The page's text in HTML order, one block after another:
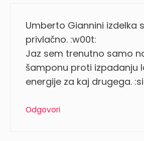
Umberto Giannini izdelka
privlačno. :w00t:
Jaz sem trenutno samo
šamponu proti izpadanju
energije za kaj drugega.
Odgovori